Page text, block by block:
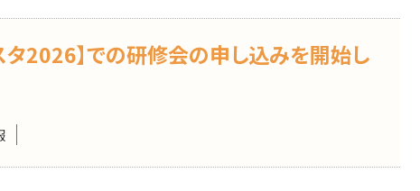
タ2026】での研修会の申し込みを開始し